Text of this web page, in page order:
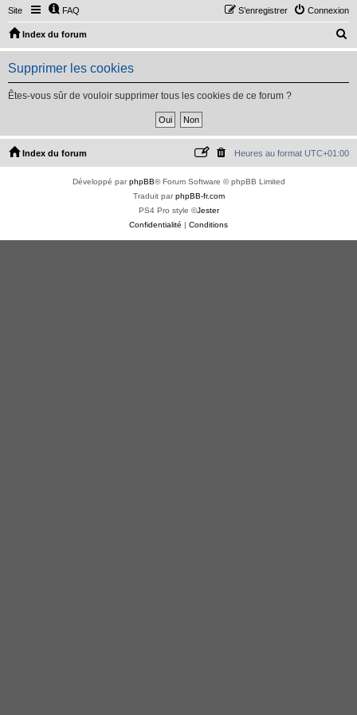
Site FAQ Connexion
S’enregistrer
Index du forum
e
h
Supprimer les cookies
Êtes-vous sûr de vouloir supprimer tous les cookies de ce forum ?
Index du forum Heures au format UTC+01:00
Développé parphpBB® Forum Software © phpBB Limited
Traduit parphpBB-fr.com
PS4 Pro style ©Jester
Confidentialité | Conditions